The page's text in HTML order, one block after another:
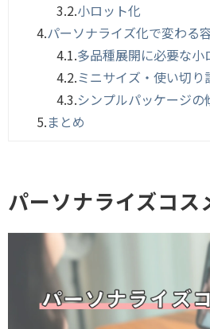
3.2.小ロット化
4.パーソナライズ化で変わる
4.1.多品種展開に必要な小
4.2.ミニサイズ・使い切り
4.3.シンプルパッケージの
5.まとめ
パーソナライズコス